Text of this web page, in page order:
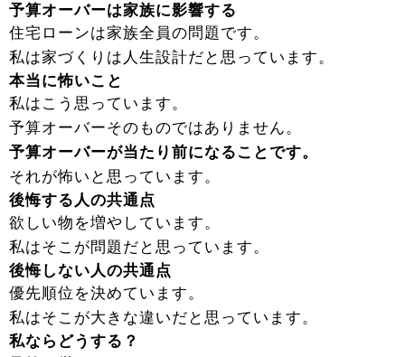
予算オーバーは家族に影響する
住宅ローンは家族全員の問題です。
私は家づくりは人生設計だと思っています。
本当に怖いこと
私はこう思っています。
予算オーバーそのものではありません。
予算オーバーが当たり前になることです。
それが怖いと思っています。
後悔する人の共通点
欲しい物を増やしています。
私はそこが問題だと思っています。
後悔しない人の共通点
優先順位を決めています。
私はそこが大きな違いだと思っています。
私ならどうする？